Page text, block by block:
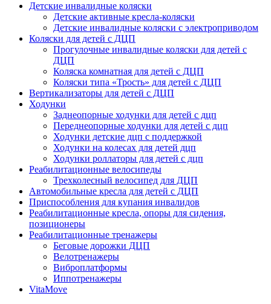
Детские инвалидные коляски
Детские активные кресла-коляски
Детские инвалидные коляски с электроприводом
Коляски для детей с ДЦП
Прогулочные инвалидные коляски для детей с
ДЦП
Коляска комнатная для детей с ДЦП
Коляски типа «Трость» для детей с ДЦП
Вертикализаторы для детей с ДЦП
Ходунки
Заднеопорные ходунки для детей с дцп
Переднеопорные ходунки для детей с дцп
Ходунки детские дцп с поддержкой
Ходунки на колесах для детей дцп
Ходунки роллаторы для детей с дцп
Реабилитационные велосипеды
Трехколесный велосипед для ДЦП
Автомобильные кресла для детей с ДЦП
Приспособления для купания инвалидов
Реабилитационные кресла, опоры для сидения,
позиционеры
Реабилитационные тренажеры
Беговые дорожки ДЦП
Велотренажеры
Виброплатформы
Иппотренажеры
VitaMove